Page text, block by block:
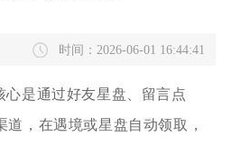
时间：2026-06-01 16:44:41
心是通过好友星盘、留言点
，在遇境或星盘自动领取，